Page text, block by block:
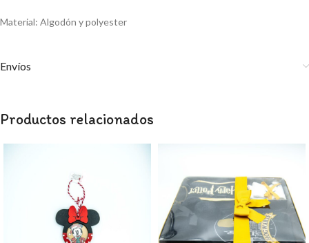
Material: Algodón y polyester
Envíos
Productos relacionados